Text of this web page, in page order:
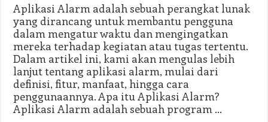
Aplikasi Alarm adalah sebuah perangkat lunak
yang dirancang untuk membantu pengguna
dalam mengatur waktu dan mengingatkan
mereka terhadap kegiatan atau tugas tertentu.
Dalam artikel ini, kami akan mengulas lebih
lanjut tentang aplikasi alarm, mulai dari
definisi, fitur, manfaat, hingga cara
penggunaannya. Apa itu Aplikasi Alarm?
Aplikasi Alarm adalah sebuah program …